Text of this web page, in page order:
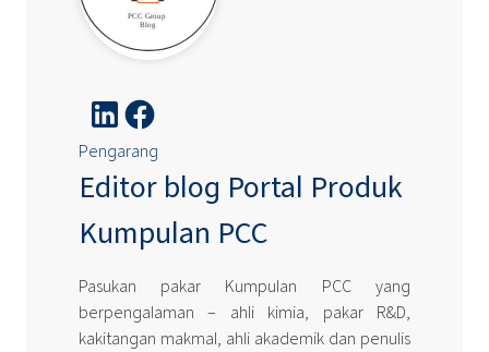
Pengarang
Editor blog Portal Produk
Kumpulan PCC
Pasukan pakar Kumpulan PCC yang
berpengalaman – ahli kimia, pakar R&D,
kakitangan makmal, ahli akademik dan penulis